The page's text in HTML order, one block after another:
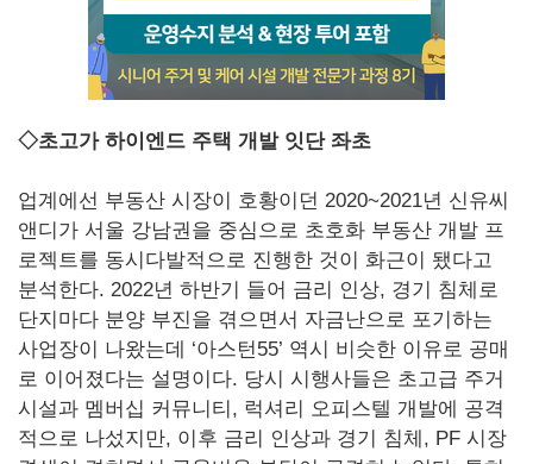
◇초고가 하이엔드 주택 개발 잇단 좌초
업계에선 부동산 시장이 호황이던 2020~2021년 신유씨
앤디가 서울 강남권을 중심으로 초호화 부동산 개발 프
로젝트를 동시다발적으로 진행한 것이 화근이 됐다고
분석한다. 2022년 하반기 들어 금리 인상, 경기 침체로
단지마다 분양 부진을 겪으면서 자금난으로 포기하는
사업장이 나왔는데 ‘아스턴55’ 역시 비슷한 이유로 공매
로 이어졌다는 설명이다. 당시 시행사들은 초고급 주거
시설과 멤버십 커뮤니티, 럭셔리 오피스텔 개발에 공격
적으로 나섰지만, 이후 금리 인상과 경기 침체, PF 시장